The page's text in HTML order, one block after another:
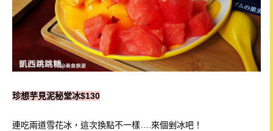
珍想芋見泥秘堂冰$130
連吃兩道雪花冰，這次換點不一樣….來個剉冰吧！